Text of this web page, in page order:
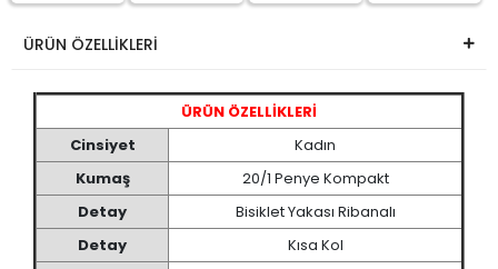
ÜRÜN ÖZELLİKLERİ
ÜRÜN ÖZELLİKLERİ
Cinsiyet
Kadın
Kumaş
20/1 Penye Kompakt
Detay
Bisiklet Yakası Ribanalı
Detay
Kısa Kol